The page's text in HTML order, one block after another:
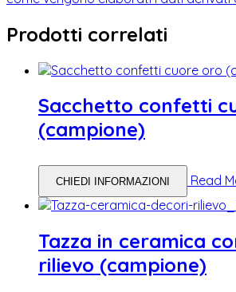
Prodotti correlati
Sacchetto confetti
(campione)
CHIEDI INFORMAZIONI Read
Tazza in ceramica
rilievo (campione)